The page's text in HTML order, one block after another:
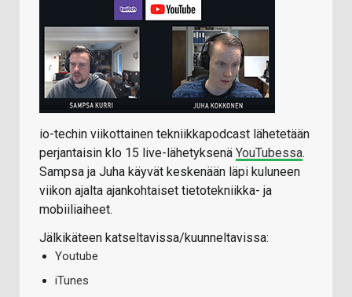
io-techin viikottainen tekniikkapodcast lähetetään
perjantaisin klo 15 live-lähetyksenä YouTubessa.
Sampsa ja Juha käyvät keskenään läpi kuluneen
viikon ajalta ajankohtaiset tietotekniikka- ja
mobiiliaiheet.
Jälkikäteen katseltavissa/kuunneltavissa:
Youtube
iTunes